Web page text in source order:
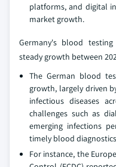
platforms, and digital
market growth.
Germany's blood
steady growth between
The German blood
growth, largely driven
infectious diseases
challenges such as
emerging infections
timely blood
For instance, the